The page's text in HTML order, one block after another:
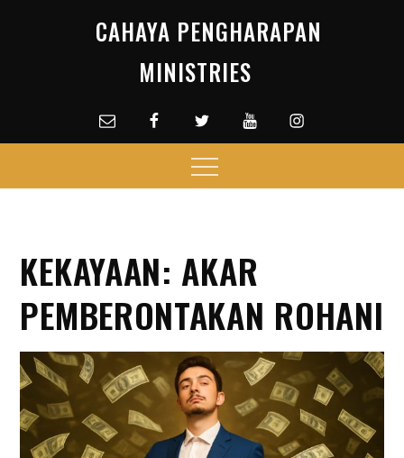
CAHAYA PENGHARAPAN
MINISTRIES
Email facebookTwitterYoutubeInstagram
Menu
KEKAYAAN: AKAR
PEMBERONTAKAN ROHANI